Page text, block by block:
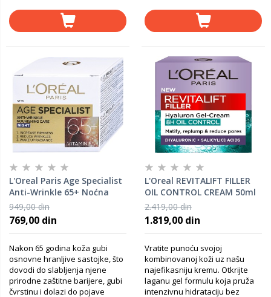
L'Oreal Paris Age Specialist
Anti-Wrinkle 65+ Noćna
nega protiv bora 50 Ml
949,00 din
769,00 din
Nakon 65 godina koža gubi
osnovne hranljive sastojke, što
dovodi do slabljenja njene
prirodne zaštitne barijere, gubi
čvrstinu i dolazi do pojave
L'Oreal REVITALIFT FILLER
OIL CONTROL CREAM 50ml
2.419,00 din
1.819,00 din
Vratite punoću svojoj
kombinovanoj koži uz našu
najefikasniju kremu. Otkrijte
laganu gel formulu koja pruža
intenzivnu hidrataciju bez